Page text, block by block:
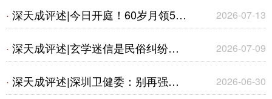
· 深天成评述|今日开庭！60岁月领50
万养老金案爆火！1995年老旧保单争
2026-07-13
· 深天成评述|玄学迷信是民俗纠纷还
是刑事犯罪？——从常态化刑事打
2026-07-09
· 深天成评述|深圳卫健委：别再强行
2026-06-30